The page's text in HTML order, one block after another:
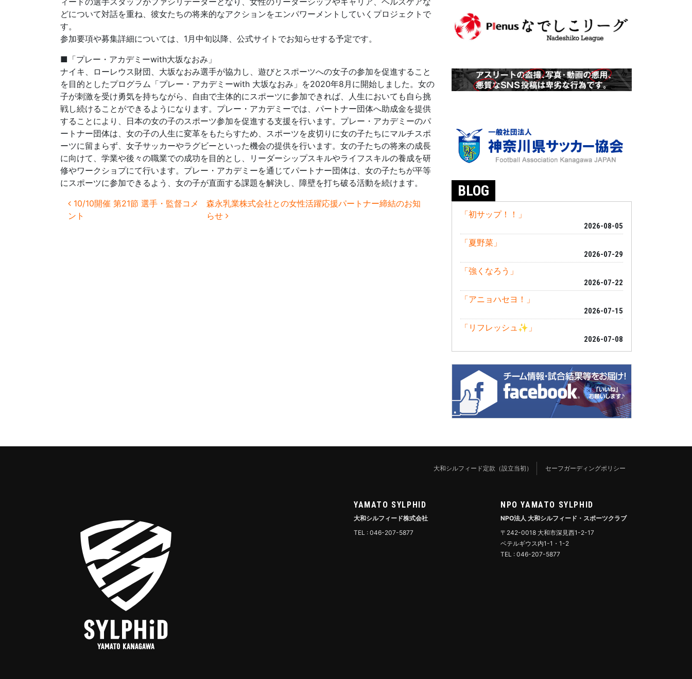
どについて対話を重ね、彼女たちの将来的なアクションをエンパワーメントしていくプロジェクトで
す。
参加要項や募集詳細については、1月中旬以降、公式サイトでお知らせする予定です。
■「プレー・アカデミーwith大坂なおみ」
ナイキ、ローレウス財団、大坂なおみ選手が協力し、遊びとスポーツへの女子の参加を促進すること
を目的としたプログラム「プレー・アカデミーwith 大坂なおみ」を2020年8月に開始しました。女の
子が刺激を受け勇気を持ちながら、自由で主体的にスポーツに参加できれば、人生においても自ら挑
戦し続けることができるようになります。プレー・アカデミーでは、パートナー団体へ助成金を提供
することにより、日本の女の子のスポーツ参加を促進する支援を行います。プレー・アカデミーのパ
ートナー団体は、女の子の人生に変革をもたらすため、スポーツを皮切りに女の子たちにマルチスポ
ーツに留まらず、女子サッカーやラグビーといった機会の提供を行います。女の子たちの将来の成長
に向けて、学業や後々の職業での成功を目的とし、リーダーシップスキルやライフスキルの養成を研
修やワークショプにて行います。プレー・アカデミーを通じてパートナー団体は、女の子たちが平等
にスポーツに参加できるよう、女の子が直面する課題を解決し、障壁を打ち破る活動を続けます。
投稿ナビゲーション
10/10開催 第21節 選手・監督コメ
ント
森永乳業株式会社との女性活躍応援パートナー締結のお知
らせ
BLOG
「初サップ！！」
2026-08-05
「夏野菜」
2026-07-29
「強くなろう」
2026-07-22
「アニョハセヨ！」
2026-07-15
「リフレッシュ✨」
2026-07-08
大和シルフィード定款（設立当初） セーフガーディングポリシー
YAMATO SYLPHID
大和シルフィード株式会社
TEL : 046-207-5877
NPO YAMATO SYLPHID
NPO法人 大和シルフィード・スポーツクラブ
〒242-0018 大和市深見西1-2-17
ベテルギウス内1-1・1-2
TEL : 046-207-5877